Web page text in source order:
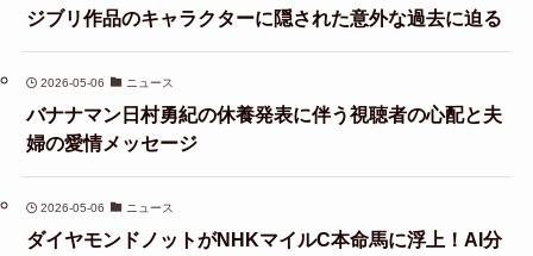
ジブリ作品のキャラクターに隠された意外な過去に迫る
2026-05-06 ニュース
バナナマン日村勇紀の休養発表に伴う視聴者の心配と夫
婦の愛情メッセージ
2026-05-06 ニュース
ダイヤモンドノットがNHKマイルC本命馬に浮上！AI分